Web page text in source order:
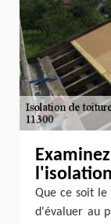
Que ce soit le
d'évaluer au